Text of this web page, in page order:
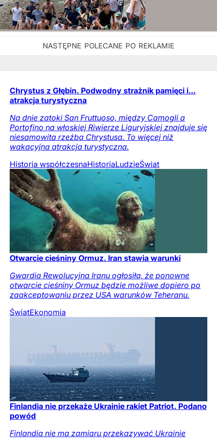
Chrystus z Głębin. Podwodny strażnik pamięci i...
atrakcja turystyczna
Na dnie zatoki San Fruttuoso, między Camogli a
Portofino na włoskiej Riwierze Liguryjskiej znajduje się
niesamowita rzeźba Chrystusa. To więcej niż
wakacyjna atrakcja turystyczna.
Historia współczesnaHistoriaLudzieŚwiat
Otwarcie cieśniny Ormuz. Iran stawia warunki
Gwardia Rewolucyjna Iranu ogłosiła, że ponowne
otwarcie cieśniny Ormuz będzie możliwe dopiero po
zaakceptowaniu przez USA warunków Teheranu.
ŚwiatEkonomia
Finlandia nie przekaże Ukrainie rakiet Patriot. Podano
powód
Finlandia nie ma zamiaru przekazywać Ukrainie